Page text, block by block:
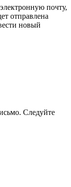
почту,
отправлена
новый
Следуйте